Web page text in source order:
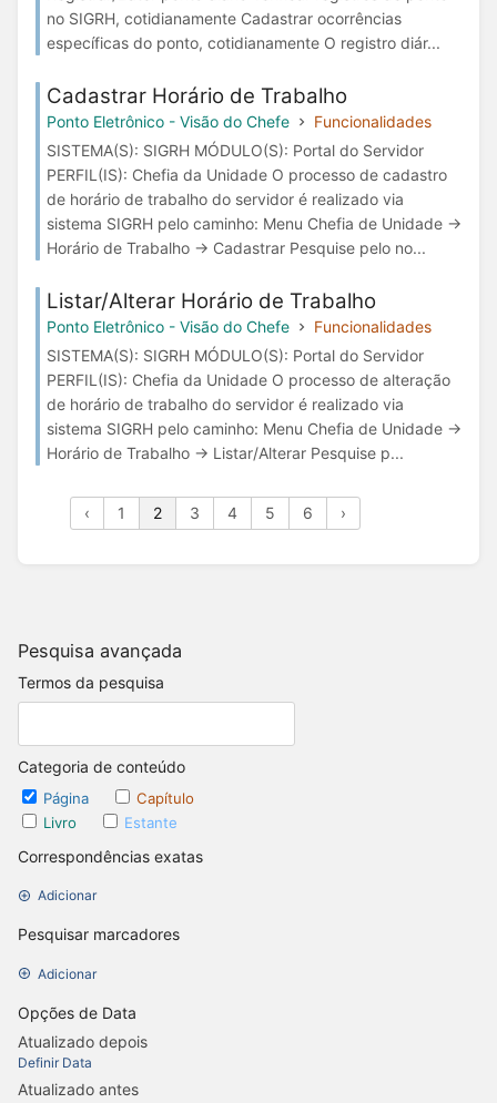
Pesquisa avançada
Termos da pesquisa
Categoria de conteúdo
Página
Capítulo
Livro
Estante
Correspondências exatas
Adicionar
Pesquisar marcadores
Adicionar
Opções de Data
Atualizado depois
Definir Data
Atualizado antes
no SIGRH, cotidianamente Cadastrar ocorrências
específicas do ponto, cotidianamente O registro diár...
Cadastrar Horário de Trabalho
Ponto Eletrônico - Visão do Chefe
Funcionalidades
SISTEMA(S): SIGRH MÓDULO(S): Portal do Servidor
PERFIL(IS): Chefia da Unidade O processo de cadastro
de horário de trabalho do servidor é realizado via
sistema SIGRH pelo caminho: Menu Chefia de Unidade →
Horário de Trabalho → Cadastrar Pesquise pelo no...
Listar/Alterar Horário de Trabalho
Ponto Eletrônico - Visão do Chefe
Funcionalidades
SISTEMA(S): SIGRH MÓDULO(S): Portal do Servidor
PERFIL(IS): Chefia da Unidade O processo de alteração
de horário de trabalho do servidor é realizado via
sistema SIGRH pelo caminho: Menu Chefia de Unidade →
Horário de Trabalho → Listar/Alterar Pesquise p...
‹ 1 2 3 4 5 6 ›